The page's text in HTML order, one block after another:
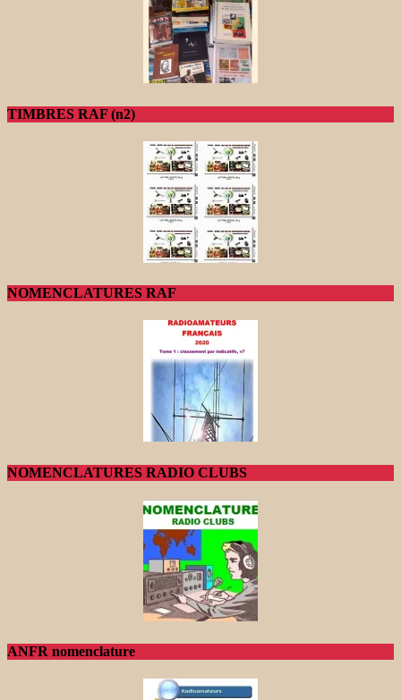
TIMBRES RAF (n2)
NOMENCLATURES RAF
NOMENCLATURES RADIO CLUBS
ANFR nomenclature